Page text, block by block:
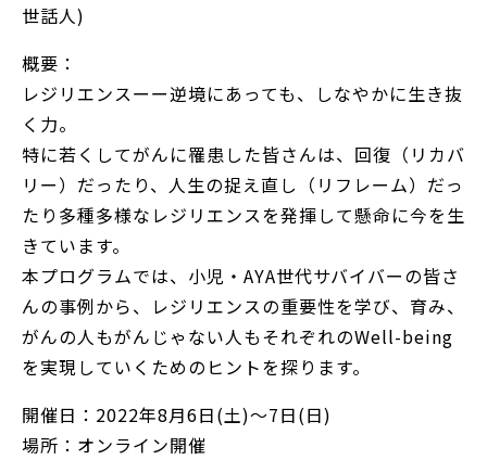
世話人)
概要：
レジリエンスーー逆境にあっても、しなやかに生き抜
く力。
特に若くしてがんに罹患した皆さんは、回復（リカバ
リー）だったり、人生の捉え直し（リフレーム）だっ
たり多種多様なレジリエンスを発揮して懸命に今を生
きています。
本プログラムでは、小児・AYA世代サバイバーの皆さ
んの事例から、レジリエンスの重要性を学び、育み、
がんの人もがんじゃない人もそれぞれのWell-being
を実現していくためのヒントを探ります。
開催日：2022年8月6日(土)～7日(日)
場所：オンライン開催